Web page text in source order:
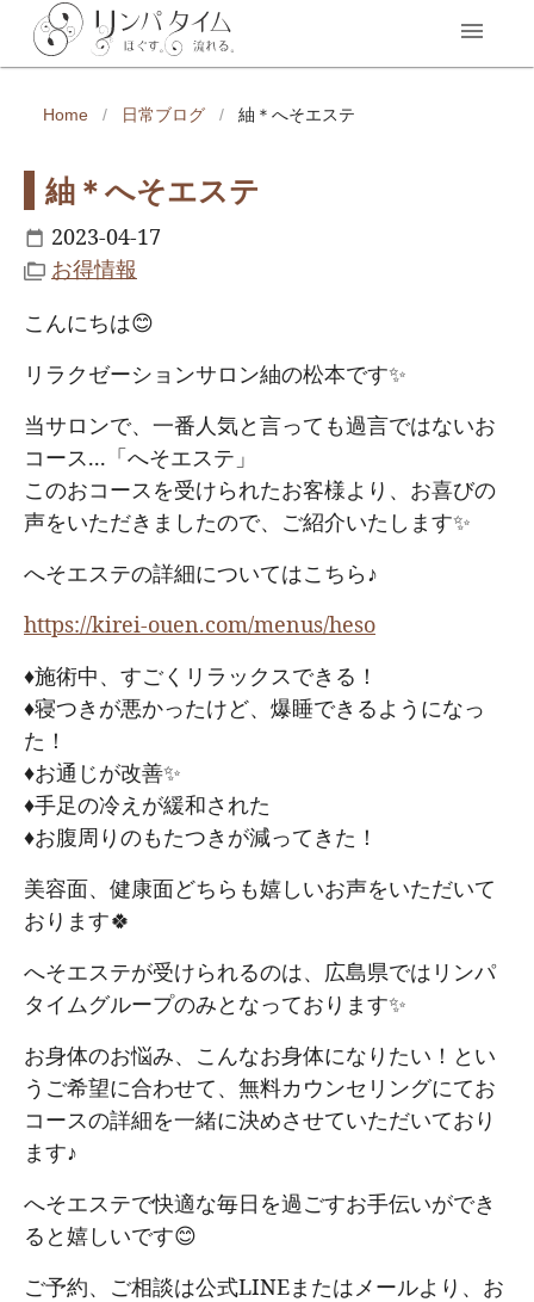
Home / 日常ブログ / 紬＊へそエステ
紬＊へそエステ
2023-04-17
お得情報
こんにちは😊
リラクゼーションサロン紬の松本です✨
当サロンで、一番人気と言っても過言ではないお
コース...「へそエステ」
このおコースを受けられたお客様より、お喜びの
声をいただきましたので、ご紹介いたします✨
へそエステの詳細についてはこちら♪
https://kirei-ouen.com/menus/heso
♦施術中、すごくリラックスできる！
♦寝つきが悪かったけど、爆睡できるようになっ
た！
♦お通じが改善✨
♦手足の冷えが緩和された
♦お腹周りのもたつきが減ってきた！
美容面、健康面どちらも嬉しいお声をいただいて
おります🍀
へそエステが受けられるのは、広島県ではリンパ
タイムグループのみとなっております✨
お身体のお悩み、こんなお身体になりたい！とい
うご希望に合わせて、無料カウンセリングにてお
コースの詳細を一緒に決めさせていただいており
ます♪
へそエステで快適な毎日を過ごすお手伝いができ
ると嬉しいです😊
ご予約、ご相談は公式LINEまたはメールより、お